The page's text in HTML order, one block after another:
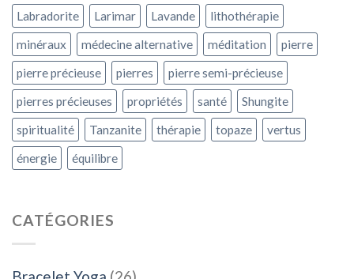
Labradorite
Larimar Lavande
lithothérapie
minéraux
médecine alternative méditation
pierre
pierre précieuse
pierres
pierre semi-précieuse
pierres précieuses
propriétés santé
Shungite
spiritualité
Tanzanite thérapie topaze
vertus
énergie
équilibre
CATÉGORIES